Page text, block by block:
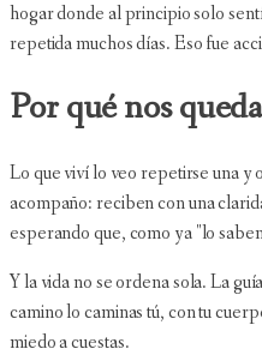
hogar donde al principio solo
repetida muchos días. Eso fue
Por qué nos
Lo que viví lo veo repetirse una y
acompaño: reciben con una
esperando que, como ya "lo
Y la vida no se ordena sola. La
camino lo caminas tú, con tu
miedo a cuestas.